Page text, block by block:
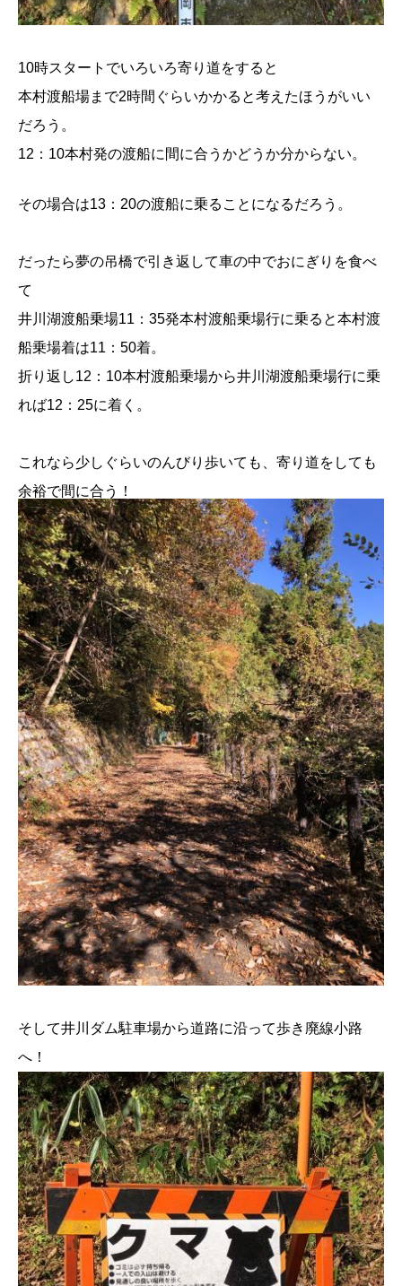
10時スタートでいろいろ寄り道をすると
本村渡船場まで2時間ぐらいかかると考えたほうがいい
だろう。
12：10本村発の渡船に間に合うかどうか分からない。
その場合は13：20の渡船に乗ることになるだろう。
だったら夢の吊橋で引き返して車の中でおにぎりを食べ
て
井川湖渡船乗場11：35発本村渡船乗場行に乗ると本村渡
船乗場着は11：50着。
折り返し12：10本村渡船乗場から井川湖渡船乗場行に乗
れば12：25に着く。
これなら少しぐらいのんびり歩いても、寄り道をしても
余裕で間に合う！
そして井川ダム駐車場から道路に沿って歩き廃線小路
へ！